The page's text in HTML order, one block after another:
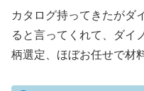
カタログ持ってきたがダ
ると言ってくれて、ダイ
柄選定、ほぼお任せで材